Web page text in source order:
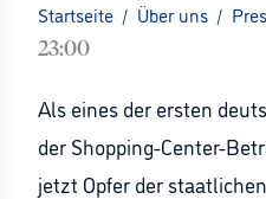
Startseite / Über uns /
23:00
Als eines der ersten
der Shopping-Center-
jetzt Opfer der